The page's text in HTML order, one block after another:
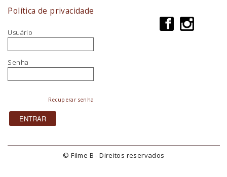
Política de privacidade
Usuário
Senha
Recuperar senha
© Filme B - Direitos reservados